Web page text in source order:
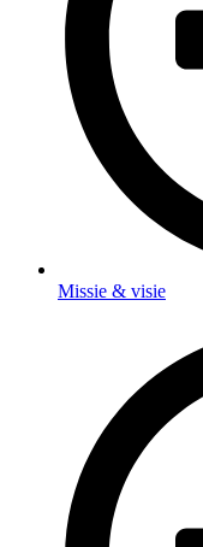
Missie & visie